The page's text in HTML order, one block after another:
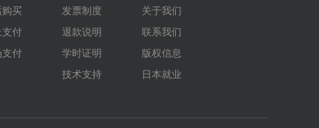
购买
支付
支付
发票制度
退款说明
学时证明
技术支持
关于我们
联系我们
版权信息
日本就业